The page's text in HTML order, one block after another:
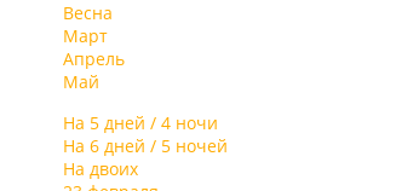
Весна
Март
Апрель
Май
На 5 дней / 4 ночи
На 6 дней / 5 ночей
На двоих